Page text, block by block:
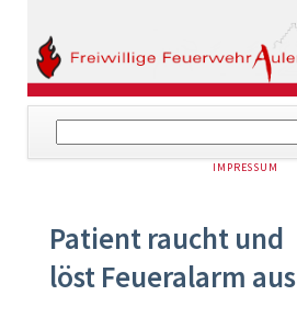
Navigation
überspringen
NAVIGATION
IMPRESSUM
Patient raucht und
löst Feueralarm aus